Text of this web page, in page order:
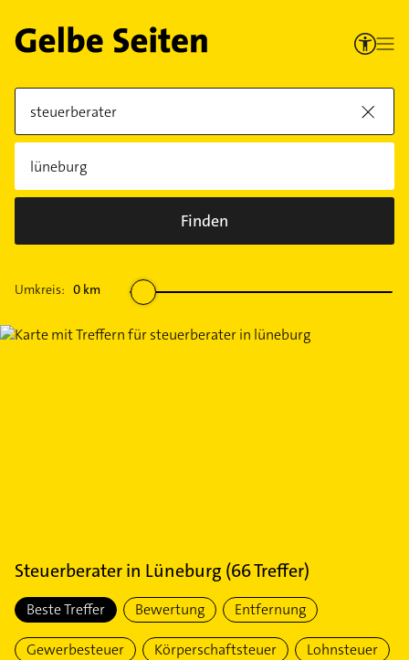
Finden
Umkreis: 0 km
Steuerberaterin Lüneburg (66Treffer)
Beste Treffer Bewertung Entfernung
Gewerbesteuer Körperschaftsteuer Lohnsteuer